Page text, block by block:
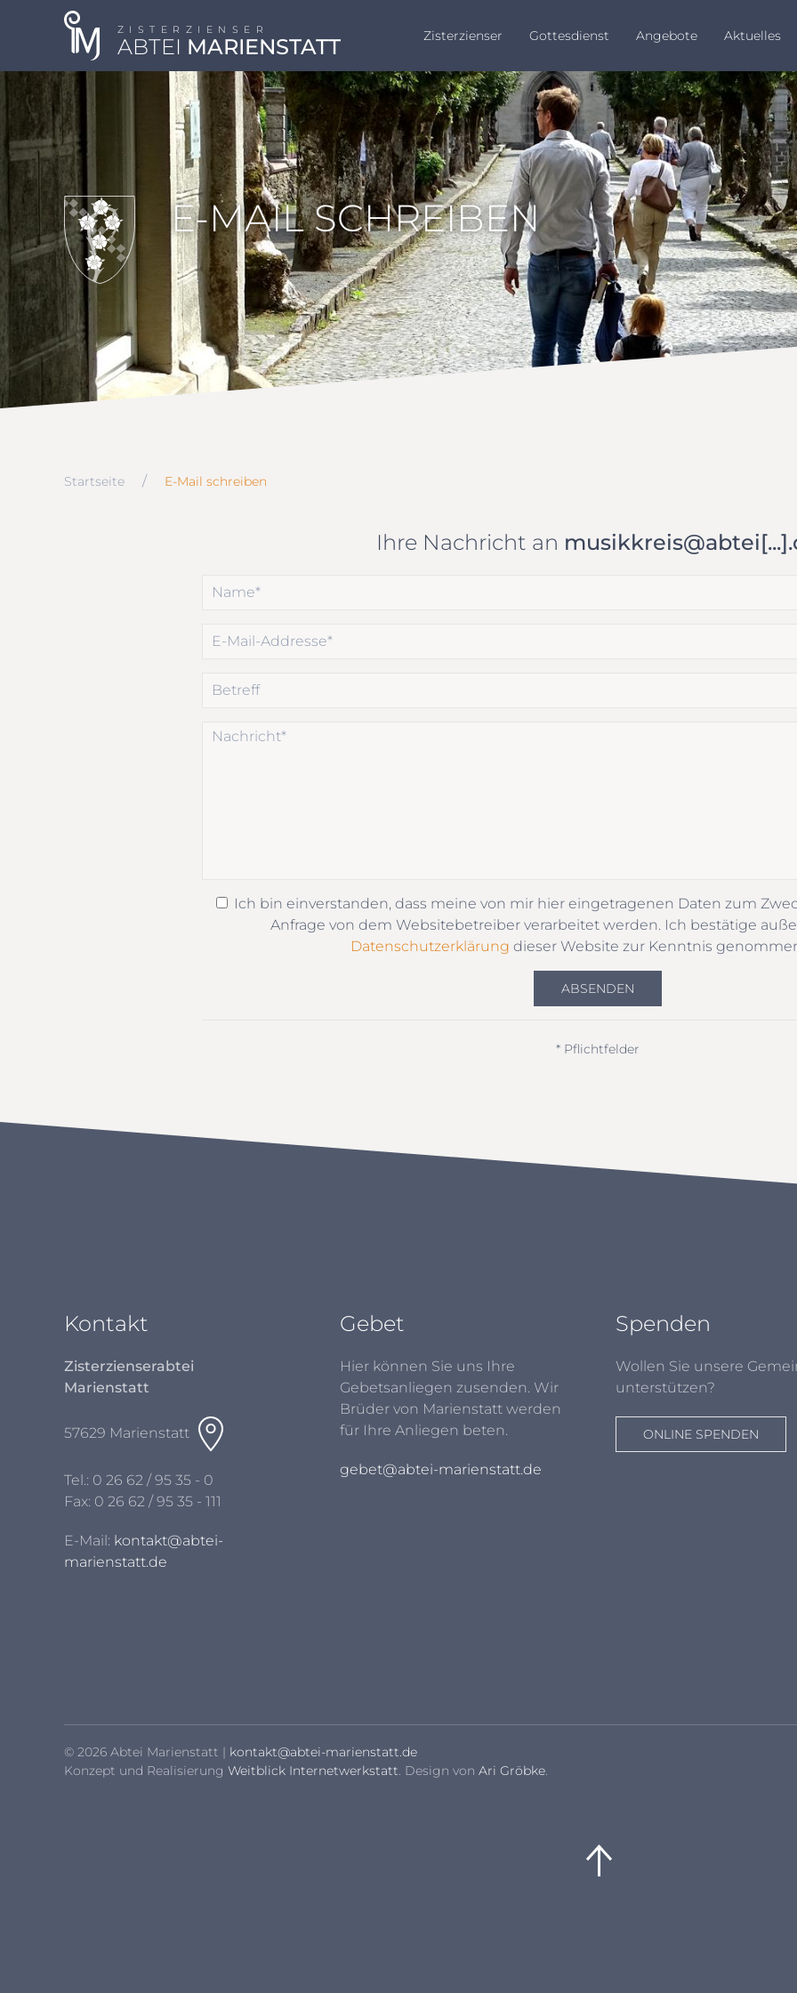
ZISTERZIENSER
ABTEI MARIENSTATT Zisterzienser Gottesdienst Angebote Aktuelles
E-MAIL SCHREIBEN
Startseite E-Mail schreiben
Ihre Nachricht an
Ich bin einverstanden, dass meine von mir hier eingetragenen Daten zum
Anfrage von dem Websitebetreiber verarbeitet werden. Ich bestätige
Datenschutzerklärung dieser Website zur Kenntnis
ABSENDEN
* Pflichtfelder
Kontakt
Zisterzienserabtei
Marienstatt
57629 Marienstatt
Tel.: 0 26 62 / 95 35 - 0
Fax: 0 26 62 / 95 35 - 111
E-Mail: kontakt@abtei-
marienstatt.de
Gebet
Hier können Sie uns Ihre
Gebetsanliegen zusenden. Wir
Brüder von Marienstatt werden
für Ihre Anliegen beten.
gebet@abtei-marienstatt.de
Spenden
Wollen Sie unsere
unterstützen?
ONLINE SPENDEN
© 2026 Abtei Marienstatt | kontakt@abtei-marienstatt.de
Konzept und Realisierung Weitblick Internetwerkstatt. Design von Ari Gröbke.